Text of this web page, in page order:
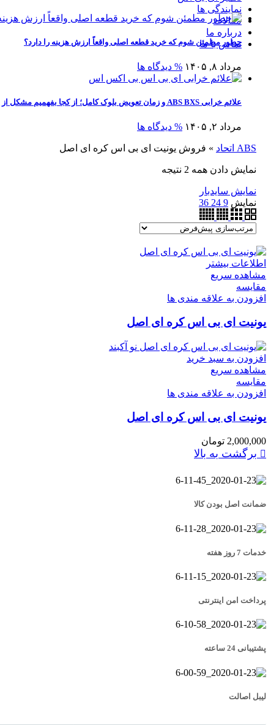
نمایندگی ها
مقالات
درباره ما
تماس با ما
چطور مطمئن شوم که خرید قطعه اصلی واقعاً ارزش هزینه را دارد؟
مرداد ۸, ۱۴۰۵ % دیدگاه ها
علائم خرابی ABS BXS و زمان تعویض بلوک کامل؛ از کجا بفهمیم مشکل از یونیت است یا کل بلوک؟
مرداد ۲, ۱۴۰۵ % دیدگاه ها
ABS اتحاد » فروش یونیت ای بی اس کره ای اصل
نمایش دادن همه 2 نتیجه
نمایش سایدبار
نمایش 9
24
36
اطلاعات بیشتر
مشاهده سریع
مقایسه
افزودن به علاقه مندی ها
یونیت ای بی اس کره ای اصل
افزودن به سبد خرید
مشاهده سریع
مقایسه
افزودن به علاقه مندی ها
یونیت ای بی اس کره ای اصل
2,000,000 تومان
برگشت به بالا
ضمانت اصل بودن کالا
خدمات 7 روز هفته
پرداخت امن اینترنتی
پشتیبانی 24 ساعته
لیبل اصالت